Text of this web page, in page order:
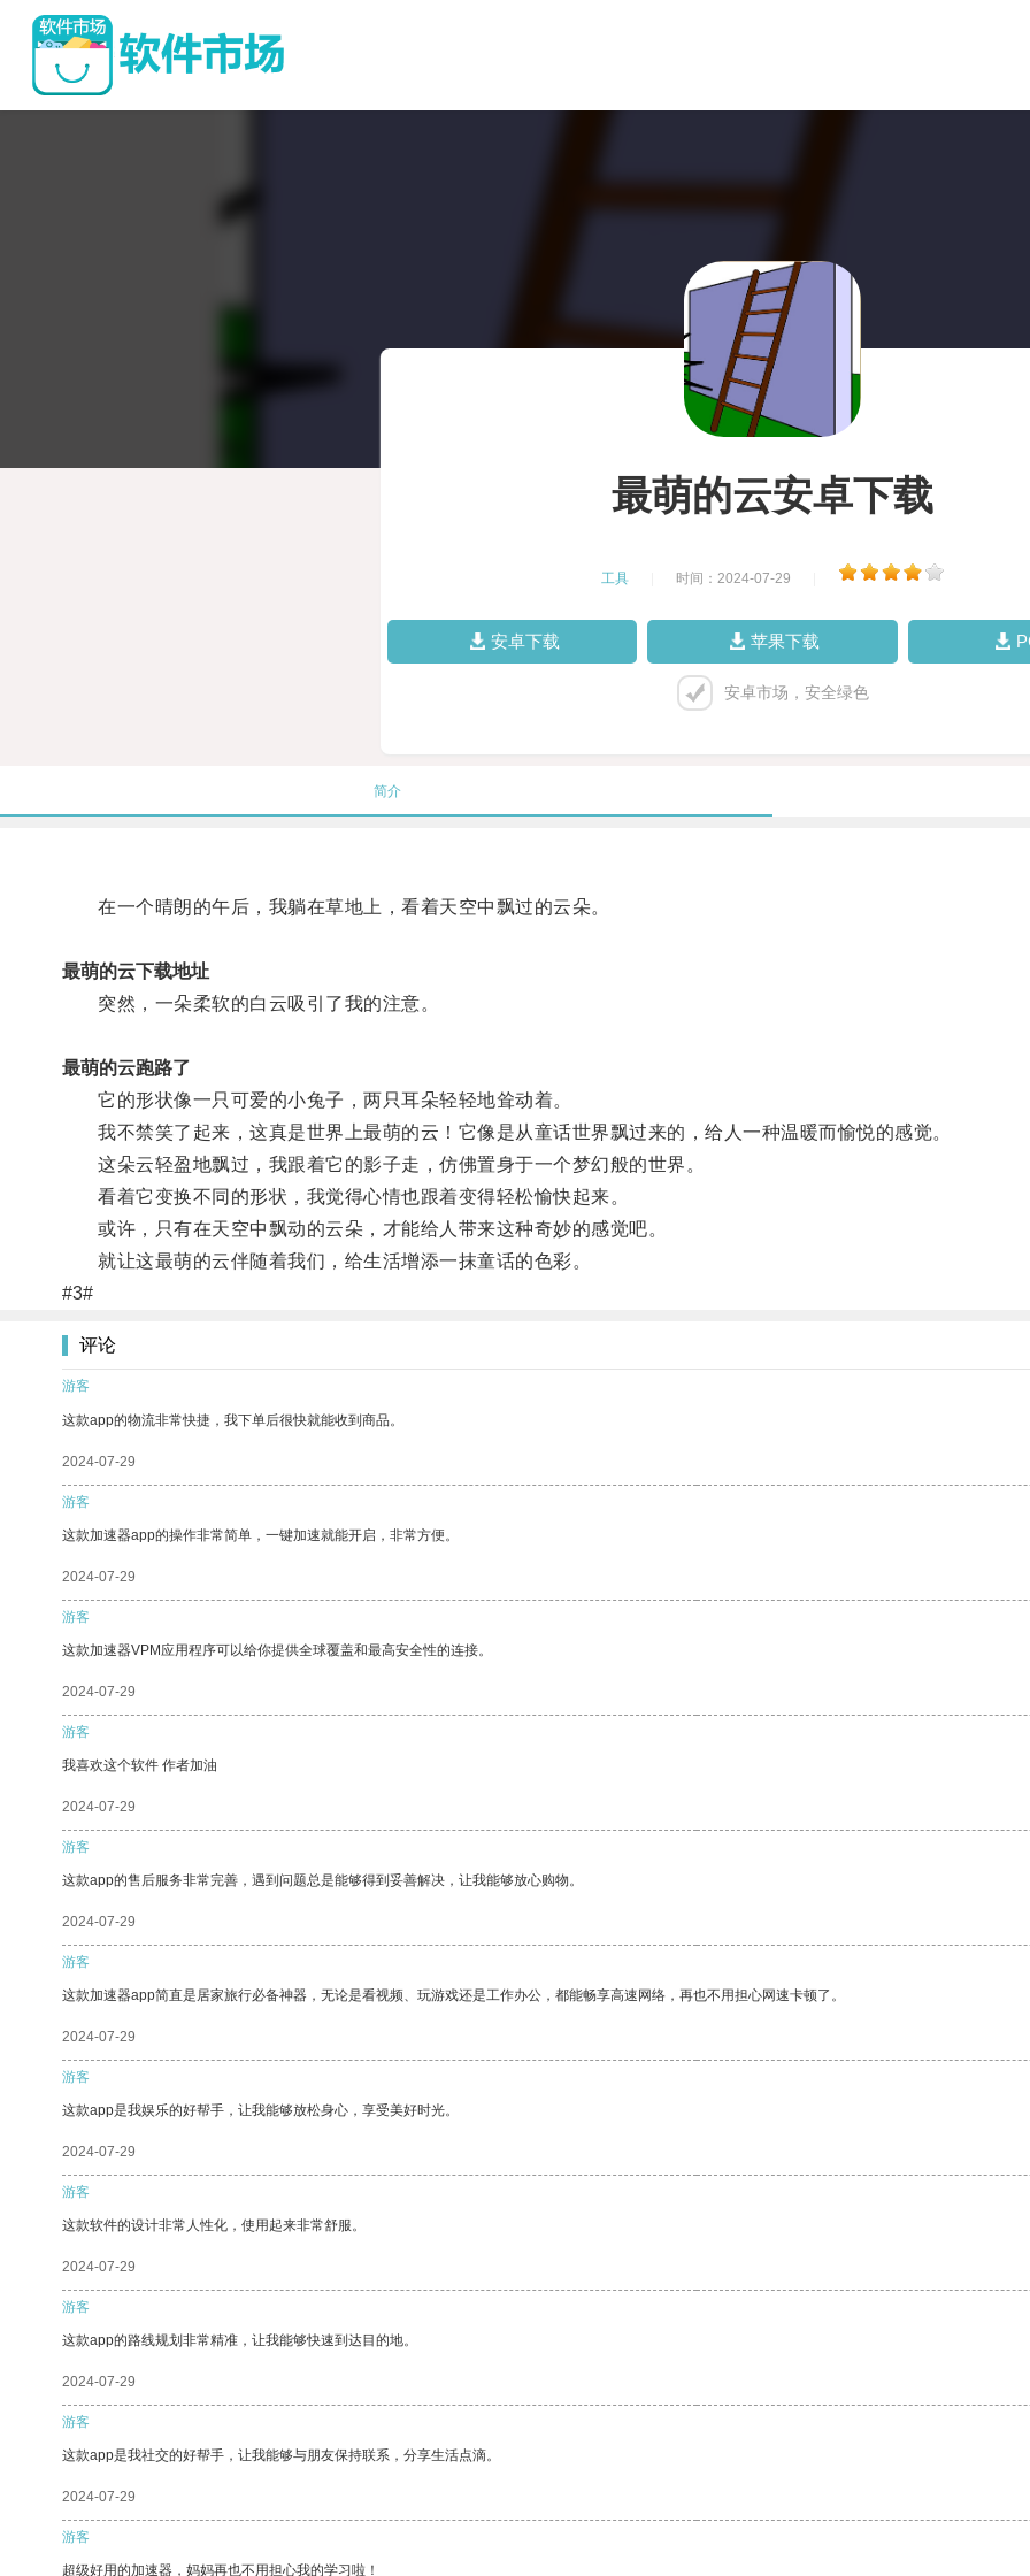
最萌的云安卓下载
工具 时间：2024-07-29
安卓下载 苹果下载
安卓市场，安全绿色
简介
在一个晴朗的午后，我躺在草地上，看着天空中飘过的云朵。
最萌的云下载地址
突然，一朵柔软的白云吸引了我的注意。
最萌的云跑路了
它的形状像一只可爱的小兔子，两只耳朵轻轻地耸动着。
我不禁笑了起来，这真是世界上最萌的云！它像是从童话世界飘过来的，给人一种温暖而愉悦的感觉。
这朵云轻盈地飘过，我跟着它的影子走，仿佛置身于一个梦幻般的世界。
看着它变换不同的形状，我觉得心情也跟着变得轻松愉快起来。
或许，只有在天空中飘动的云朵，才能给人带来这种奇妙的感觉吧。
就让这最萌的云伴随着我们，给生活增添一抹童话的色彩。
#3#
评论
游客
这款app的物流非常快捷，我下单后很快就能收到商品。
2024-07-29
游客
这款加速器app的操作非常简单，一键加速就能开启，非常方便。
2024-07-29
游客
这款加速器VPM应用程序可以给你提供全球覆盖和最高安全性的连接。
2024-07-29
游客
我喜欢这个软件 作者加油
2024-07-29
游客
这款app的售后服务非常完善，遇到问题总是能够得到妥善解决，让我能够放心购物。
2024-07-29
游客
这款加速器app简直是居家旅行必备神器，无论是看视频、玩游戏还是工作办公，都能畅享高速网络，再也不用担心网速卡顿了。
2024-07-29
游客
这款app是我娱乐的好帮手，让我能够放松身心，享受美好时光。
2024-07-29
游客
这款软件的设计非常人性化，使用起来非常舒服。
2024-07-29
游客
这款app的路线规划非常精准，让我能够快速到达目的地。
2024-07-29
游客
这款app是我社交的好帮手，让我能够与朋友保持联系，分享生活点滴。
2024-07-29
游客
超级好用的加速器，妈妈再也不用担心我的学习啦！